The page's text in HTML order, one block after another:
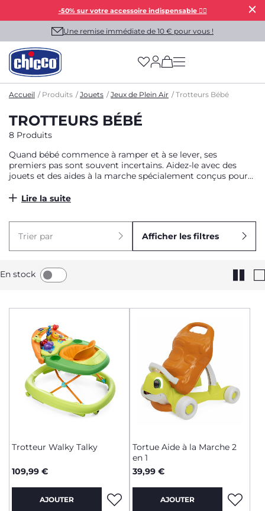
-50% sur votre accessoire indispensable 👯‍♀️
Une remise immédiate de 10 € pour vous !
(has more options
Accueil Produits Jouets Jeux de Plein Air Trotteurs Bébé
TROTTEURS BÉBÉ
8 Produits
Quand bébé commence à ramper et à se lever, ses
premiers pas sont souvent incertains. Aidez-le avec des
jouets et des aides à la marche spécialement conçus pour
Lire la suite
Trier par Afficher les filtres
En stock
Trotteur Walky Talky
109,99 €
AJOUTER
Tortue Aide à la Marche 2
en 1
39,99 €
AJOUTER